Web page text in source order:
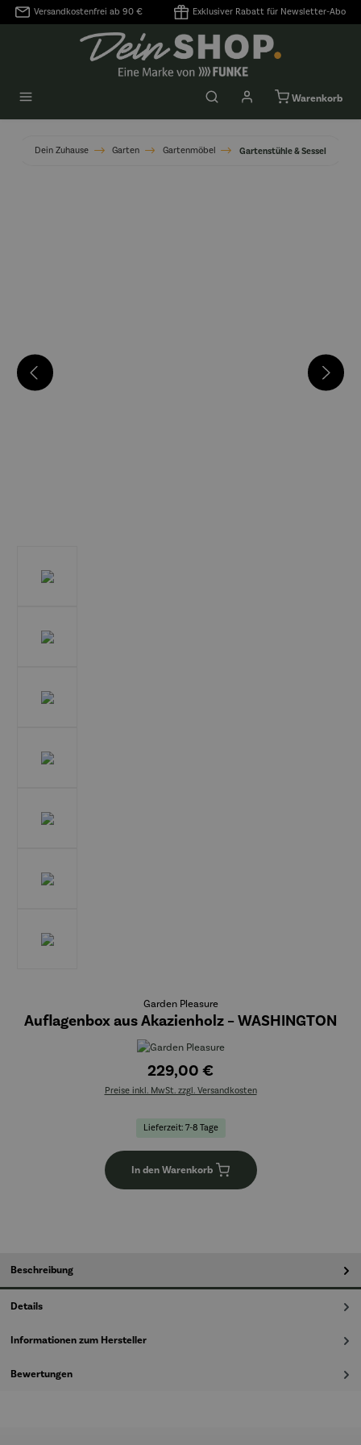
springen
Versandkostenfrei ab 90 € Exklusiver Rabatt für Newsletter-Abo
Warenkorb
Dein Zuhause Garten Gartenmöbel Gartenstühle & Sessel
Garden Pleasure
Auflagenbox aus Akazienholz – WASHINGTON
229,00 €
Preise inkl. MwSt. zzgl. Versandkosten
Lieferzeit: 7-8 Tage
In den Warenkorb
Beschreibung
Details
Informationen zum Hersteller
Bewertungen